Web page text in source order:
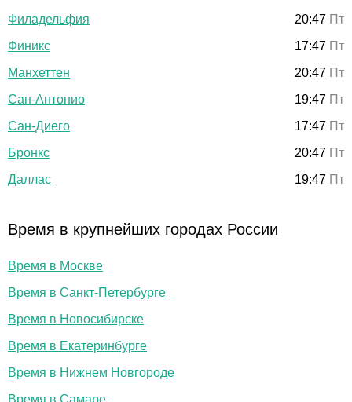
Филадельфия
20:47 Пт
Финикс
17:47 Пт
Манхеттен
20:47 Пт
Сан-Антонио
19:47 Пт
Сан-Диего
17:47 Пт
Бронкс
20:47 Пт
Даллас
19:47 Пт
Время в крупнейших городах России
Время в Москве
Время в Санкт-Петербурге
Время в Новосибирске
Время в Екатеринбурге
Время в Нижнем Новгороде
Время в Самаре